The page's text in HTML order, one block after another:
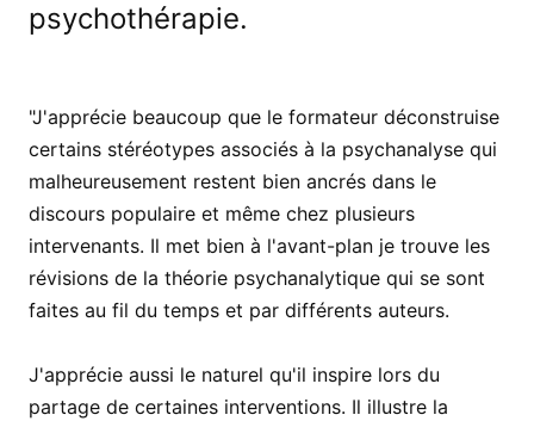
psychothérapie.
"J'apprécie beaucoup que le formateur déconstruise
certains stéréotypes associés à la psychanalyse qui
malheureusement restent bien ancrés dans le
discours populaire et même chez plusieurs
intervenants. Il met bien à l'avant-plan je trouve les
révisions de la théorie psychanalytique qui se sont
faites au fil du temps et par différents auteurs.
J'apprécie aussi le naturel qu'il inspire lors du
partage de certaines interventions. Il illustre la